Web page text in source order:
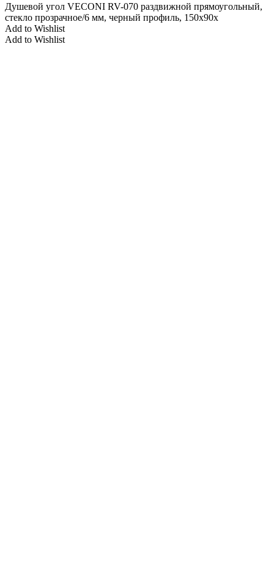
Душевой угол VECONI RV-070 раздвижной прямоугольный,
стекло прозрачное/6 мм, черный профиль, 150x90x
Add to Wishlist
Add to Wishlist